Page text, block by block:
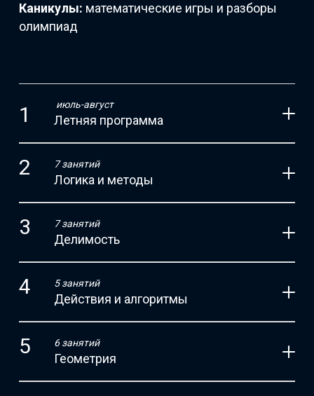
Каникулы: математические игры и разборы
олимпиад
июль-август
Летняя программа
7 занятий
Логика и методы
7 занятий
Делимость
5 занятий
Действия и алгоритмы
6 занятий
Геометрия